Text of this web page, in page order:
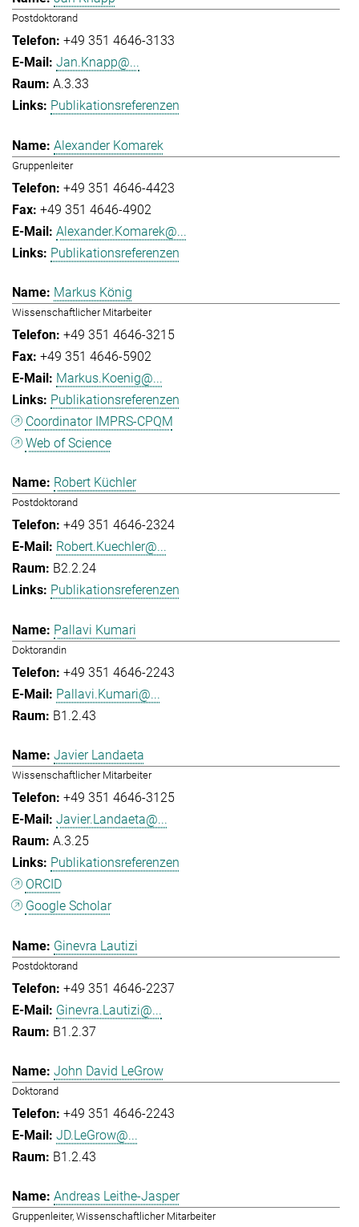
Postdoktorand
+49 351 4646-3133
Jan.Knapp@...
A.3.33
Publikationsreferenzen
Alexander Komarek
Gruppenleiter
+49 351 4646-4423
+49 351 4646-4902
Alexander.Komarek@...
Publikationsreferenzen
Markus König
Wissenschaftlicher Mitarbeiter
+49 351 4646-3215
+49 351 4646-5902
Markus.Koenig@...
Publikationsreferenzen
Coordinator IMPRS-CPQM
Web of Science
Robert Küchler
Postdoktorand
+49 351 4646-2324
Robert.Kuechler@...
B2.2.24
Publikationsreferenzen
Pallavi Kumari
Doktorandin
+49 351 4646-2243
Pallavi.Kumari@...
B1.2.43
Javier Landaeta
Wissenschaftlicher Mitarbeiter
+49 351 4646-3125
Javier.Landaeta@...
A.3.25
Publikationsreferenzen
ORCID
Google Scholar
Ginevra Lautizi
Postdoktorand
+49 351 4646-2237
Ginevra.Lautizi@...
B1.2.37
John David LeGrow
Doktorand
+49 351 4646-2243
JD.LeGrow@...
B1.2.43
Andreas Leithe-Jasper
Gruppenleiter, Wissenschaftlicher Mitarbeiter